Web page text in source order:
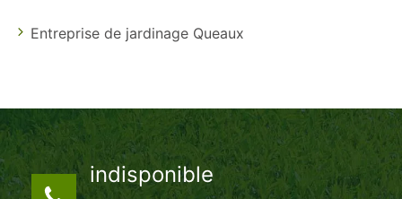
Entreprise de jardinage Queaux
indisponible